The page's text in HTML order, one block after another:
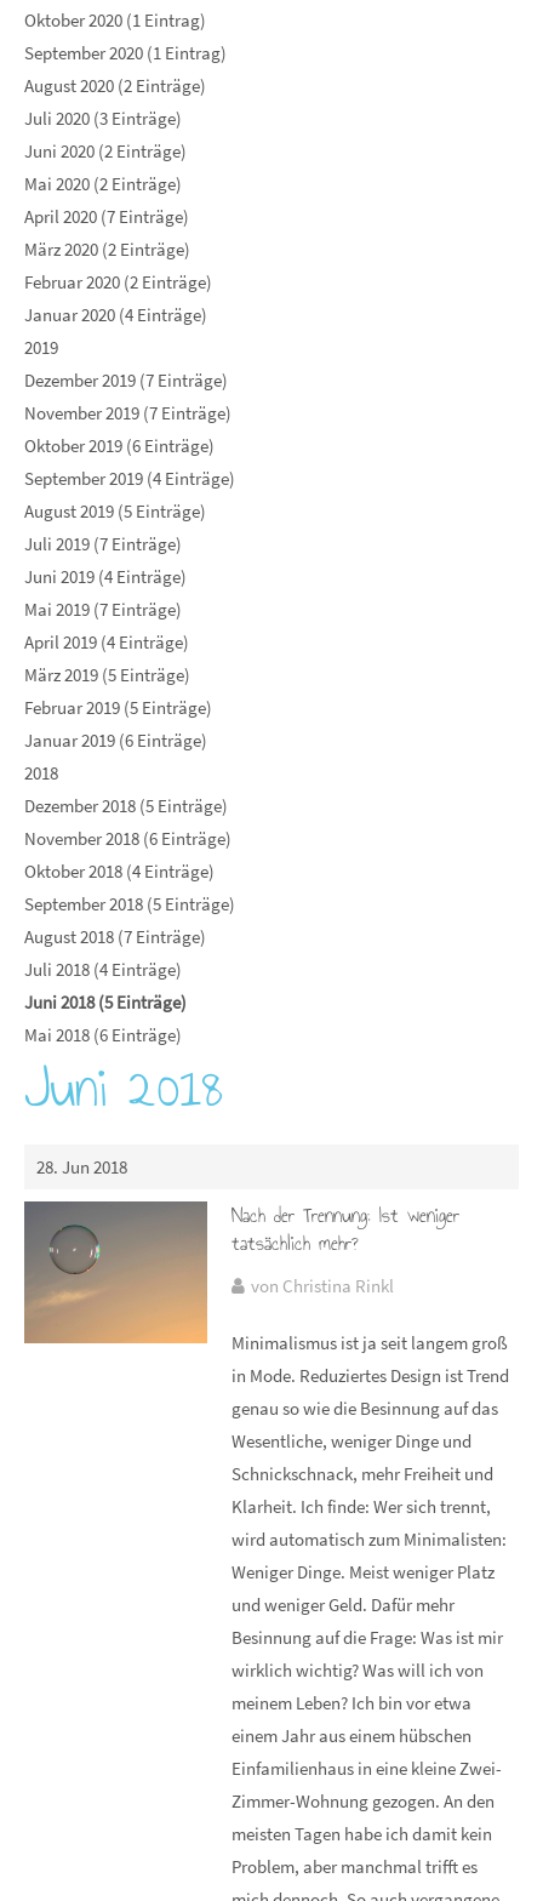
Oktober 2020 (1 Eintrag)
September 2020 (1 Eintrag)
August 2020 (2 Einträge)
Juli 2020 (3 Einträge)
Juni 2020 (2 Einträge)
Mai 2020 (2 Einträge)
April 2020 (7 Einträge)
März 2020 (2 Einträge)
Februar 2020 (2 Einträge)
Januar 2020 (4 Einträge)
2019
Dezember 2019 (7 Einträge)
November 2019 (7 Einträge)
Oktober 2019 (6 Einträge)
September 2019 (4 Einträge)
August 2019 (5 Einträge)
Juli 2019 (7 Einträge)
Juni 2019 (4 Einträge)
Mai 2019 (7 Einträge)
April 2019 (4 Einträge)
März 2019 (5 Einträge)
Februar 2019 (5 Einträge)
Januar 2019 (6 Einträge)
2018
Dezember 2018 (5 Einträge)
November 2018 (6 Einträge)
Oktober 2018 (4 Einträge)
September 2018 (5 Einträge)
August 2018 (7 Einträge)
Juli 2018 (4 Einträge)
Juni 2018 (5 Einträge)
Mai 2018 (6 Einträge)
Juni 2018
28. Jun 2018
Nach der Trennung: Ist weniger
tatsächlich mehr?
von Christina Rinkl
Minimalismus ist ja seit langem groß
in Mode. Reduziertes Design ist Trend
genau so wie die Besinnung auf das
Wesentliche, weniger Dinge und
Schnickschnack, mehr Freiheit und
Klarheit. Ich finde: Wer sich trennt,
wird automatisch zum Minimalisten:
Weniger Dinge. Meist weniger Platz
und weniger Geld. Dafür mehr
Besinnung auf die Frage: Was ist mir
wirklich wichtig? Was will ich von
meinem Leben? Ich bin vor etwa
einem Jahr aus einem hübschen
Einfamilienhaus in eine kleine Zwei-
Zimmer-Wohnung gezogen. An den
meisten Tagen habe ich damit kein
Problem, aber manchmal trifft es